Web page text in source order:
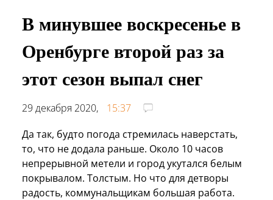
В минувшее воскресенье в
Оренбурге второй раз за
этот сезон выпал снег
29 декабря 2020,
15:37
Да так, будто погода стремилась наверстать,
то, что не додала раньше. Около 10 часов
непрерывной метели и город укутался белым
покрывалом. Толстым. Но что для детворы
радость, коммунальщикам большая работа.